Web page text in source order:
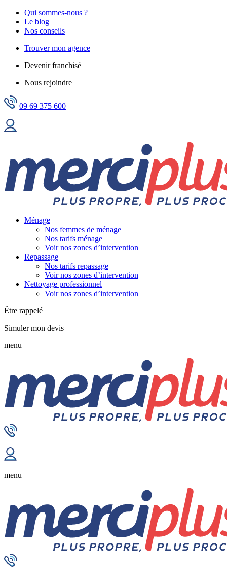
Qui sommes-nous ?
Le blog
Nos conseils
Trouver mon agence
Devenir franchisé
Nous rejoindre
09 69 375 600
Ménage
Nos femmes de ménage
Nos tarifs ménage
Voir nos zones d’intervention
Repassage
Nos tarifs repassage
Voir nos zones d’intervention
Nettoyage professionnel
Voir nos zones d’intervention
Être rappelé
Simuler mon devis
menu
menu